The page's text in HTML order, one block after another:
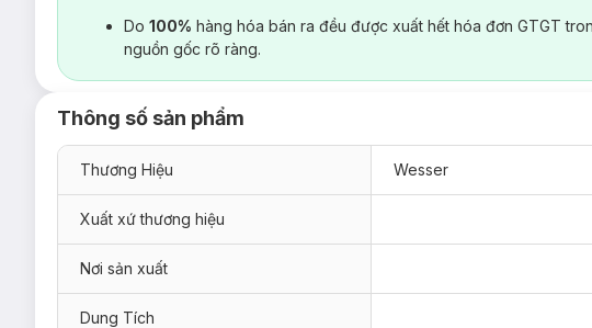
Do 100% hàng hóa bán ra đều được xuất hết hóa đơn GTGT
nguồn gốc rõ ràng.
Thông số sản phẩm
Thương Hiệu Wesser
Xuất xứ thương hiệu
Nơi sản xuất
Dung Tích